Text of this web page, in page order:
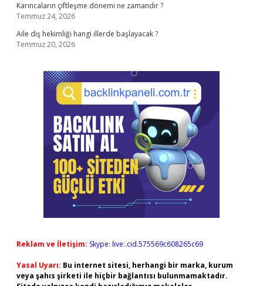
Karıncaların çiftleşme dönemi ne zamandır ?
Temmuz 24, 2026
Aile diş hekimliği hangi illerde başlayacak ?
Temmuz 20, 2026
Reklam ve İletişim: Skype: live:.cid.575569c608265c69
Yasal Uyarı: Bu internet sitesi, herhangi bir marka, kurum
veya şahıs şirketi ile hiçbir bağlantısı bulunmamaktadır.